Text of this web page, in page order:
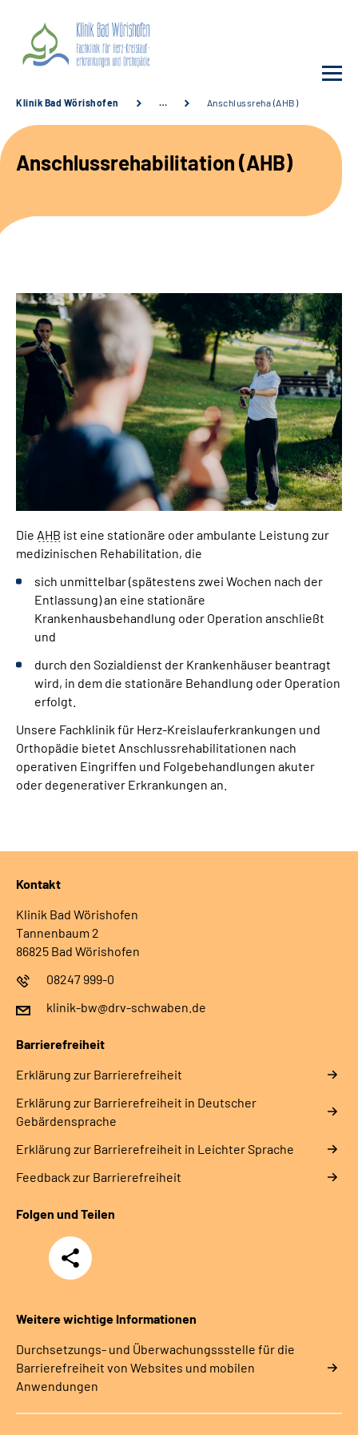
Unsere Klinik
Unsere Angebote
Service
Sozialdienste & Zuweisende
Suche
Leichte Sprache
Gebärdensprache
Login
Klinik Bad Wörishofen … Anschlussreha (AHB)
Anschlussrehabilitation (AHB)
Die AHB ist eine stationäre oder ambulante Leistung zur
medizinischen Rehabilitation, die
sich unmittelbar (spätestens zwei Wochen nach der
Entlassung) an eine stationäre
Krankenhausbehandlung oder Operation anschließt
und
durch den Sozialdienst der Krankenhäuser beantragt
wird, in dem die stationäre Behandlung oder Operation
erfolgt.
Unsere Fachklinik für Herz-Kreislauferkrankungen und
Orthopädie bietet Anschlussrehabilitationen nach
operativen Eingriffen und Folgebehandlungen akuter
oder degenerativer Erkrankungen an.
Kontakt
Klinik Bad Wörishofen
Tannenbaum 2
86825 Bad Wörishofen
08247 999-0
klinik-bw@drv-schwaben.de
Barrierefreiheit
Erklärung zur Barrierefreiheit
Erklärung zur Barrierefreiheit in Deutscher
Gebärdensprache
Erklärung zur Barrierefreiheit in Leichter Sprache
Feedback zur Barrierefreiheit
Folgen und Teilen
Teilen
Weitere wichtige Informationen
Durchsetzungs- und Überwachungssstelle für die
Barrierefreiheit von Websites und mobilen
Anwendungen